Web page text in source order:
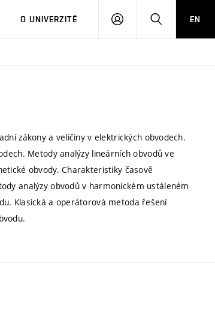
O UNIVERZITĚ
PŘIHLÁSIT HLEDATEN
zákony a veličiny v elektrických obvodech.
Metody analýzy lineárních obvodů ve
obvody. Charakteristiky časově
analýzy obvodů v harmonickém ustáleném
Klasická a operátorová metoda řešení